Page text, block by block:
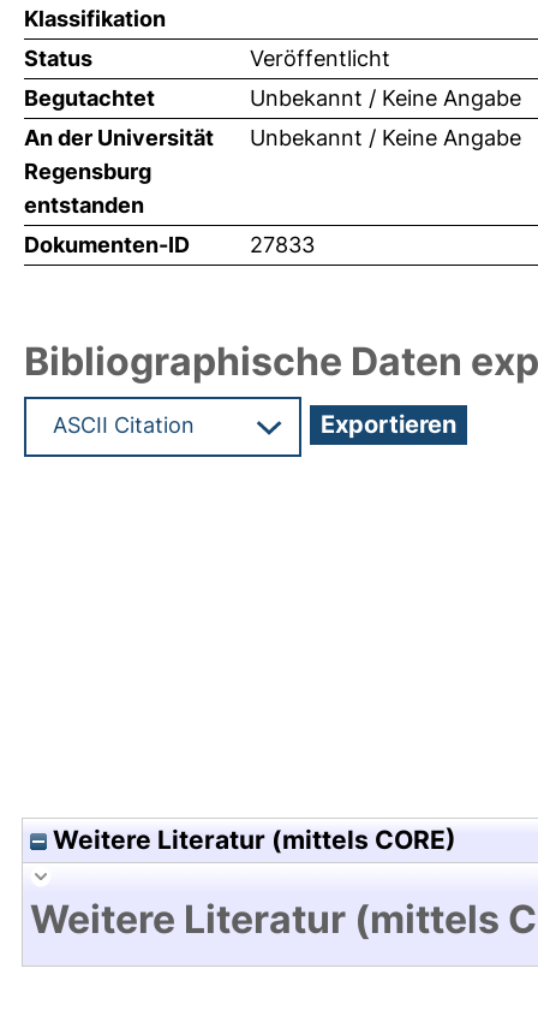
Klassifikation
Status
Veröffentlicht
Begutachtet
Unbekannt / Keine Angabe
An der Universität
Regensburg
entstanden
Unbekannt / Keine Angabe
Dokumenten-ID 27833
Bibliographische Daten
Weitere Literatur (mittels CORE)
Weitere Literatur (mittels